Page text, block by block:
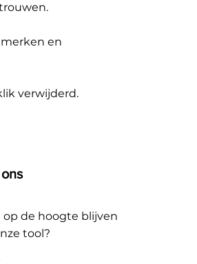
en
verwijderd.
op de hoogte blijven
tool?